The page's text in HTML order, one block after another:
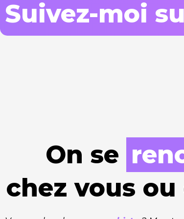
Suivez-moi
On se
chez vous